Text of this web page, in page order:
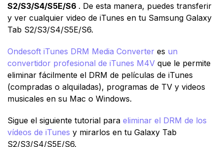
S2/S3/S4/S5E/S6 . De esta manera, puedes transferir
y ver cualquier video de iTunes en tu Samsung Galaxy
Tab S2/S3/S4/S5E/S6.
Ondesoft iTunes DRM Media Converter es un
convertidor profesional de iTunes M4V que le permite
eliminar fácilmente el DRM de películas de iTunes
(compradas o alquiladas), programas de TV y videos
musicales en su Mac o Windows.
Sigue el siguiente tutorial para eliminar el DRM de los
vídeos de iTunes y mirarlos en tu Galaxy Tab
S2/S3/S4/S5E/S6.